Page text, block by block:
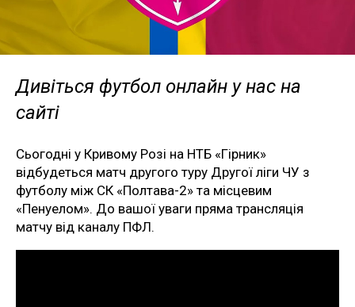
Дивіться футбол онлайн у нас на
сайті
Сьогодні у Кривому Розі на НТБ «Гірник»
відбудеться матч другого туру Другої ліги ЧУ з
футболу між СК «Полтава-2» та місцевим
«Пенуелом». До вашої уваги пряма трансляція
матчу від каналу ПФЛ.